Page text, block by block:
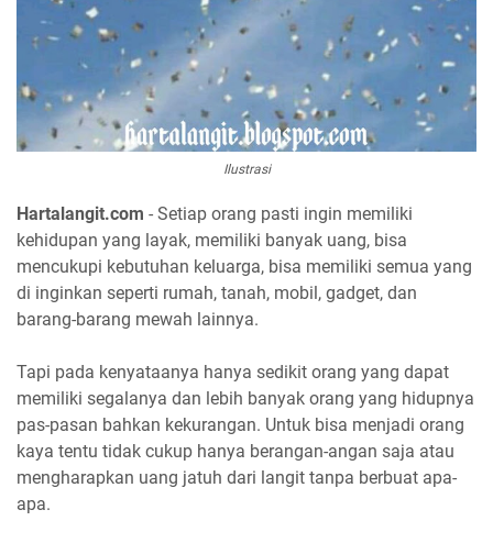
Ilustrasi
Hartalangit.com - Setiap orang pasti ingin memiliki
kehidupan yang layak, memiliki banyak uang, bisa
mencukupi kebutuhan keluarga, bisa memiliki semua yang
di inginkan seperti rumah, tanah, mobil, gadget, dan
barang-barang mewah lainnya.
Tapi pada kenyataanya hanya sedikit orang yang dapat
memiliki segalanya dan lebih banyak orang yang hidupnya
pas-pasan bahkan kekurangan. Untuk bisa menjadi orang
kaya tentu tidak cukup hanya berangan-angan saja atau
mengharapkan uang jatuh dari langit tanpa berbuat apa-
apa.